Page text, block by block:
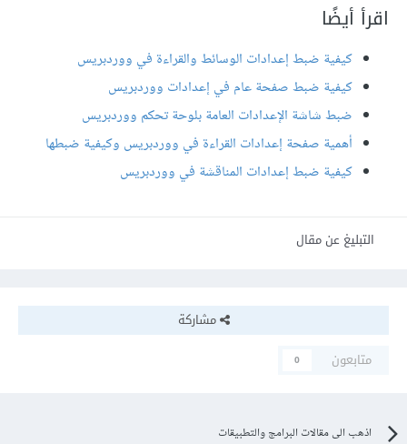
اقرأ أيضًا
كيفية ضبط إعدادات الوسائط والقراءة في ووردبريس
كيفية ضبط صفحة عام في إعدادات ووردبريس
ضبط شاشة الإعدادات العامة بلوحة تحكم ووردبريس
أهمية صفحة إعدادات القراءة في ووردبريس وكيفية ضبطها
كيفية ضبط إعدادات المناقشة في ووردبريس
التبليغ عن مقال
مشاركة
متابعون
0
اذهب الى مقالات البرامج والتطبيقات